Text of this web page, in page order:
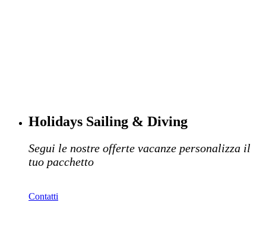
Holidays Sailing & Diving
Segui le nostre offerte vacanze personalizza il
tuo pacchetto
Contatti